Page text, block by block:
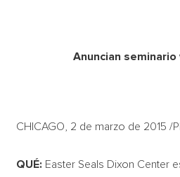
Anuncian
CHICAGO, 2 de marzo de 2015 /
QUÉ: Easter Seals Dixon Center